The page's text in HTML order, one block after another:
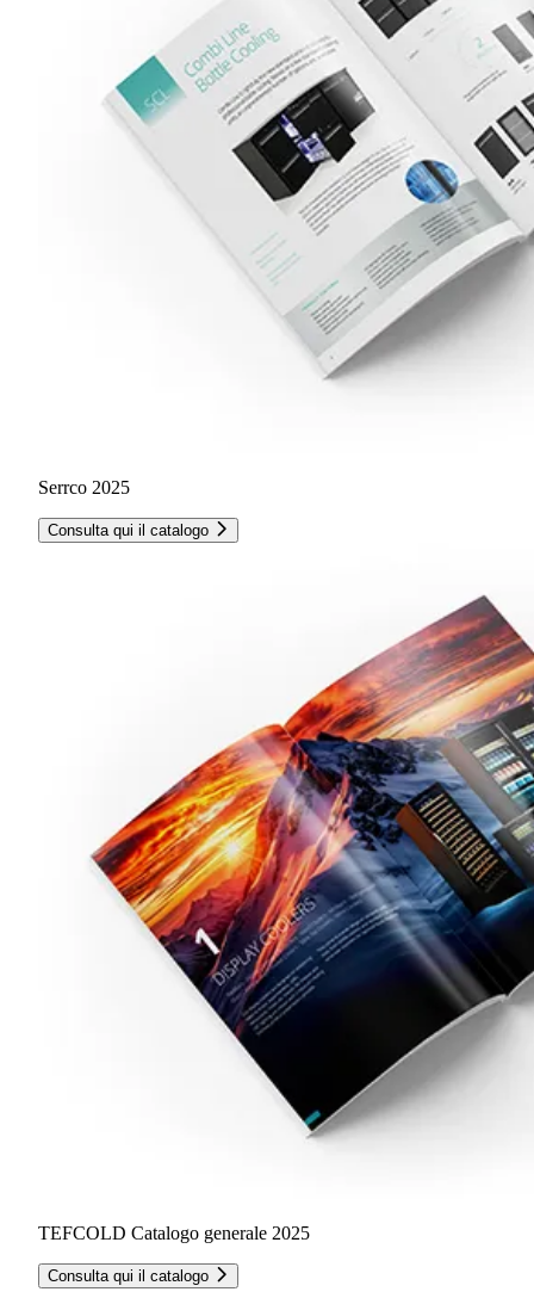
Serrco 2025
Consulta qui il catalogo
TEFCOLD Catalogo generale 2025
Consulta qui il catalogo